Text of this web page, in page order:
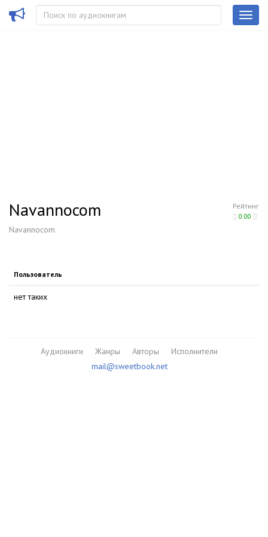
Рейтинг
0.00
Navannocom
Navannocom
Пользователь
нет таких
Аудиокниги Жанры Авторы
Исполнители
mail@sweetbook.net